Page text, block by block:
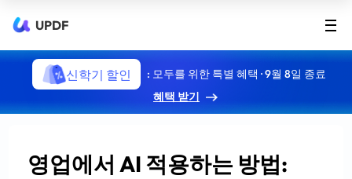
UPDF
신학기 할인
: 모두를 위한 특별 혜택 · 9월 8일 종료
혜택 받기
영업에서 AI 적용하는 방법: